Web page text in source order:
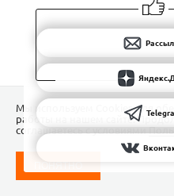
Мы используем Сookies для
работы на нашем сайте.
соглашаетесь с условиями
ПОНЯТНО